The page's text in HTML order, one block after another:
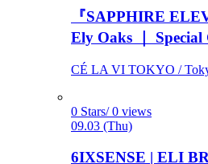
『SAPPHIRE
Ely Oaks ｜ Special
CÉ LA VI TOKYO /
0 Stars/ 0 views
09.03 (Thu)
6IXSENSE | ELI